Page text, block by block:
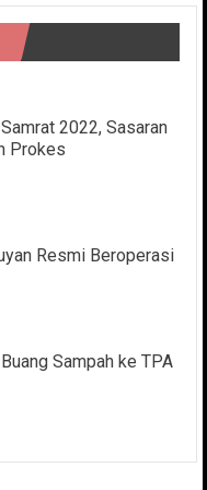
2022, Sasaran
Prokes
Resmi Beroperasi
Sampah ke TPA